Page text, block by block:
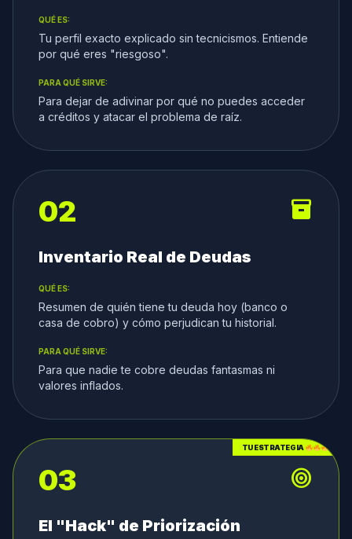
QUÉ ES:
Tu perfil exacto explicado sin tecnicismos. Entiende
por qué eres "riesgoso".
PARA QUÉ SIRVE:
Para dejar de adivinar por qué no puedes acceder
a créditos y atacar el problema de raíz.
02 inventory_2
Inventario Real de Deudas
QUÉ ES:
Resumen de quién tiene tu deuda hoy (banco o
casa de cobro) y cómo perjudican tu historial.
PARA QUÉ SIRVE:
Para que nadie te cobre deudas fantasmas ni
valores inflados.
TU ESTRATEGIA
03 target
El "Hack" de Priorización